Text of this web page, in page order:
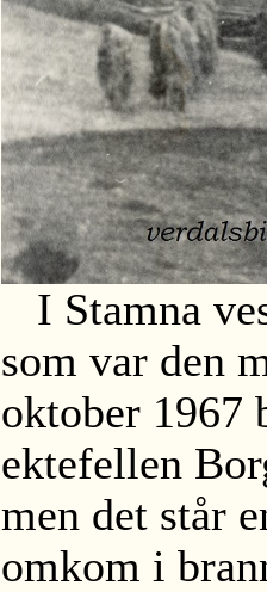
I Stamna
som var den
oktober 1967
ektefellen
men det står
omkom i